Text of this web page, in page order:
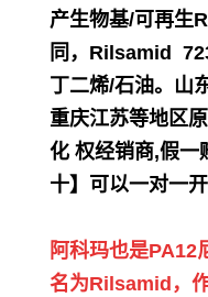
产生物基/可再生
同，Rilsamid
丁二烯/石油。 山
重庆江苏等地区
化 权经销商,假一
十】可以一对一
阿科玛也是PA12
名为Rilsamid，